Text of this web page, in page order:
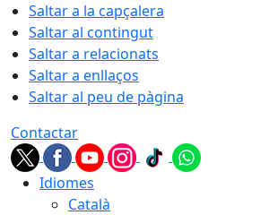
Saltar a la capçalera
Saltar al contingut
Saltar a relacionats
Saltar a enllaços
Saltar al peu de pàgina
Contactar
Idiomes
Català